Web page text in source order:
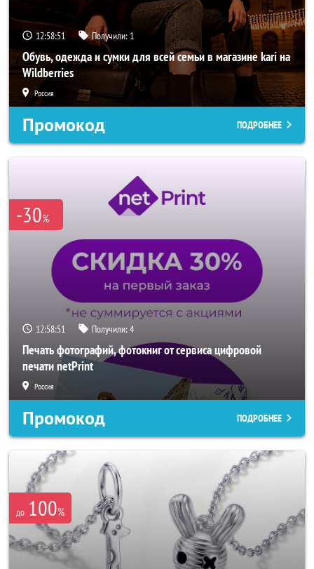
12:58:49 Получили: 1
Обувь, одежда и сумки для всей семьи в магазине kari на
Wildberries
Россия
Промокод ПОДРОБНЕЕ
-30%
12:58:49 Получили:4
Печать фотографий, фотокниг от сервиса цифровой
печати netPrint
Россия
Промокод ПОДРОБНЕЕ
до 100%